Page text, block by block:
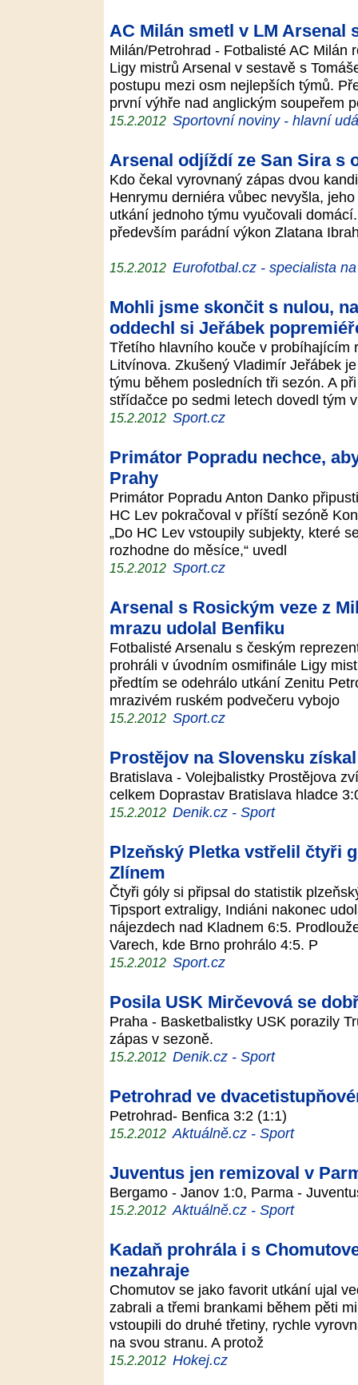
AC Milán smetl v LM Arsenal
Milán/Petrohrad - Fotbalisté AC Milán
Ligy mistrů Arsenal v sestavě s
postupu mezi osm nejlepších týmů.
první výhře nad anglickým soupeřem
15.2.2012 Sportovní noviny - hlavní
Arsenal odjíždí ze San Sira s
Kdo čekal vyrovnaný zápas dvou
Henrymu derniéra vůbec nevyšla,
utkání jednoho týmu vyučovali
především parádní výkon Zlatana
15.2.2012 Eurofotbal.cz - specialista
Mohli jsme skončit s nulou,
oddechl si Jeřábek
Třetího hlavního kouče v probíhajícím
Litvínova. Zkušený Vladimír Jeřábek
týmu během posledních tři sezón. A
střídačce po sedmi letech dovedl tým
15.2.2012 Sport.cz
Primátor Popradu nechce,
Prahy
Primátor Popradu Anton Danko
HC Lev pokračoval v příští sezóně
„Do HC Lev vstoupily subjekty, které
rozhodne do měsíce,“ uvedl
15.2.2012 Sport.cz
Arsenal s Rosickým veze z
mrazu udolal Benfiku
Fotbalisté Arsenalu s českým
prohráli v úvodním osmifinále Ligy
předtím se odehrálo utkání Zenitu
mrazivém ruském podvečeru vybojo
15.2.2012 Sport.cz
Prostějov na Slovensku
Bratislava - Volejbalistky Prostějova
celkem Doprastav Bratislava hladce
15.2.2012 Denik.cz - Sport
Plzeňský Pletka vstřelil čtyři
Zlínem
Čtyři góly si připsal do statistik
Tipsport extraligy, Indiáni nakonec
nájezdech nad Kladnem 6:5.
Varech, kde Brno prohrálo 4:5. P
15.2.2012 Sport.cz
Posila USK Mirčevová se
Praha - Basketbalistky USK porazily
zápas v sezoně.
15.2.2012 Denik.cz - Sport
Petrohrad ve
Petrohrad- Benfica 3:2 (1:1)
15.2.2012 Aktuálně.cz - Sport
Juventus jen remizoval v
Bergamo - Janov 1:0, Parma -
15.2.2012 Aktuálně.cz - Sport
Kadaň prohrála i s
nezahraje
Chomutov se jako favorit utkání ujal
zabrali a třemi brankami během pěti
vstoupili do druhé třetiny, rychle
na svou stranu. A protož
15.2.2012 Hokej.cz